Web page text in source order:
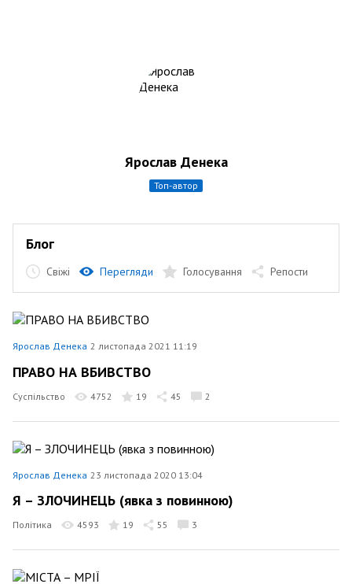
Ярослав Денека
топ-автор
Блог
Свіжі Перегляди Голосування Репости
Ярослав Денека 2 листопада 2021 11:19
ПРАВО НА ВБИВСТВО
Суспільство 4752 19 45 2
Ярослав Денека 23 листопада 2020 13:04
Я – ЗЛОЧИНЕЦЬ (явка з повинною)
Політика 4593 19 55 3